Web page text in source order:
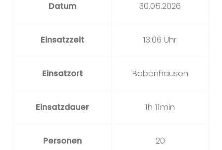
Datum 30.05.2026
Einsatzzeit 13:06 Uhr
Einsatzort Babenhausen
Einsatzdauer 1h 11min
Personen 20